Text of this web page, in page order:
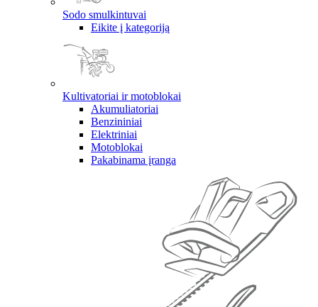
Sodo smulkintuvai
Eikite į kategoriją
Kultivatoriai ir motoblokai
Akumuliatoriai
Benzininiai
Elektriniai
Motoblokai
Pakabinama įranga